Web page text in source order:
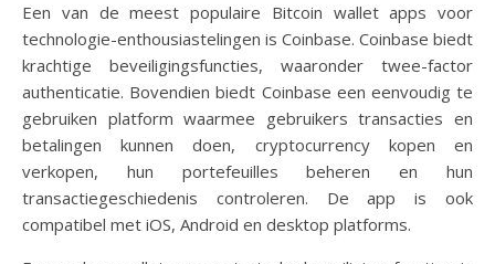
Een van de meest populaire Bitcoin wallet apps voor
technologie-enthousiastelingen is Coinbase. Coinbase biedt
krachtige beveiligingsfuncties, waaronder twee-factor
authenticatie. Bovendien biedt Coinbase een eenvoudig te
gebruiken platform waarmee gebruikers transacties en
betalingen kunnen doen, cryptocurrency kopen en
verkopen, hun portefeuilles beheren en hun
transactiegeschiedenis controleren. De app is ook
compatibel met iOS, Android en desktop platforms.